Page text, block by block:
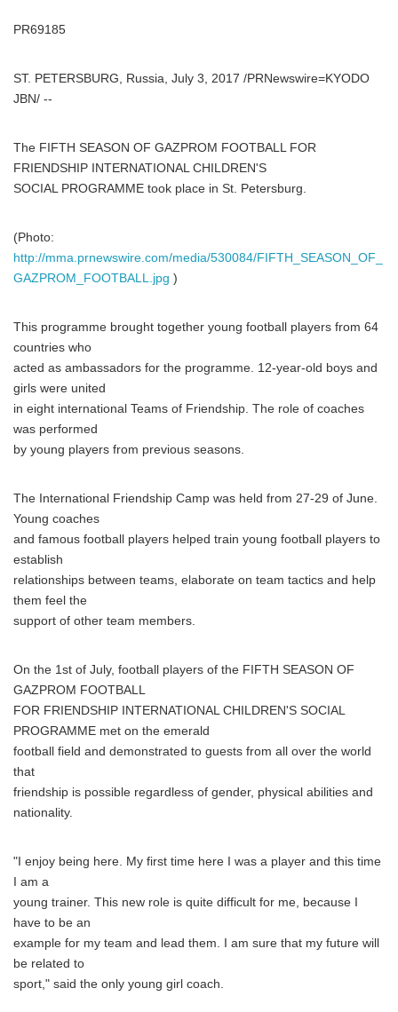
PR69185
ST. PETERSBURG, Russia, July 3, 2017 /PRNewswire=KYODO
JBN/ --
The FIFTH SEASON OF GAZPROM FOOTBALL FOR
FRIENDSHIP INTERNATIONAL CHILDREN'S
SOCIAL PROGRAMME took place in St. Petersburg.
(Photo:
http://mma.prnewswire.com/media/530084/FIFTH_SEASON_OF_
GAZPROM_FOOTBALL.jpg )
This programme brought together young football players from 64
countries who
acted as ambassadors for the programme. 12-year-old boys and
girls were united
in eight international Teams of Friendship. The role of coaches
was performed
by young players from previous seasons.
The International Friendship Camp was held from 27-29 of June.
Young coaches
and famous football players helped train young football players to
establish
relationships between teams, elaborate on team tactics and help
them feel the
support of other team members.
On the 1st of July, football players of the FIFTH SEASON OF
GAZPROM FOOTBALL
FOR FRIENDSHIP INTERNATIONAL CHILDREN'S SOCIAL
PROGRAMME met on the emerald
football field and demonstrated to guests from all over the world
that
friendship is possible regardless of gender, physical abilities and
nationality.
"I enjoy being here. My first time here I was a player and this time
I am a
young trainer. This new role is quite difficult for me, because I
have to be an
example for my team and lead them. I am sure that my future will
be related to
sport," said the only young girl coach.